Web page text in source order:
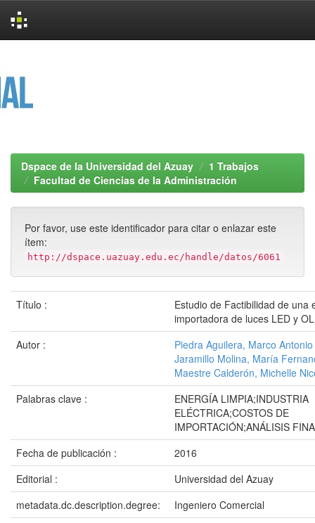
Dspace de la Universidad del Azuay
1 Trabajos
Facultad de Ciencias de la Administración
Por favor, use este identificador para citar o enlazar este
ítem:
http://dspace.uazuay.edu.ec/handle/datos/6061
Título :
Estudio de Factibilidad de una
importadora de luces LED y
Autor :
Piedra Aguilera, Marco Antonio
Jaramillo Molina, María
Maestre Calderón, Michelle
Palabras clave :
ENERGÍA LIMPIA;INDUSTRIA
ELÉCTRICA;COSTOS DE
IMPORTACIÓN;ANÁLISIS
Fecha de publicación :
2016
Editorial :
Universidad del Azuay
metadata.dc.description.degree:
Ingeniero Comercial